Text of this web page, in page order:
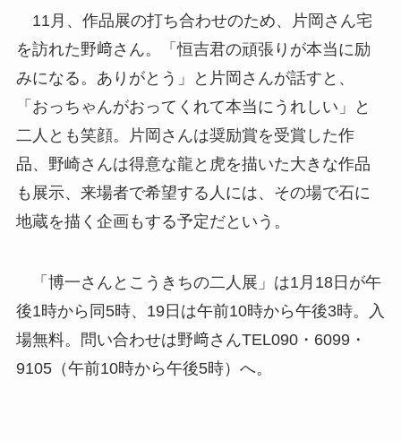
11月、作品展の打ち合わせのため、片岡さん宅
を訪れた野﨑さん。「恒吉君の頑張りが本当に励
みになる。ありがとう」と片岡さんが話すと、
「おっちゃんがおってくれて本当にうれしい」と
二人とも笑顔。片岡さんは奨励賞を受賞した作
品、野崎さんは得意な龍と虎を描いた大きな作品
も展示、来場者で希望する人には、その場で石に
地蔵を描く企画もする予定だという。
「博一さんとこうきちの二人展」は1月18日が午
後1時から同5時、19日は午前10時から午後3時。入
場無料。問い合わせは野﨑さんTEL090・6099・
9105（午前10時から午後5時）へ。